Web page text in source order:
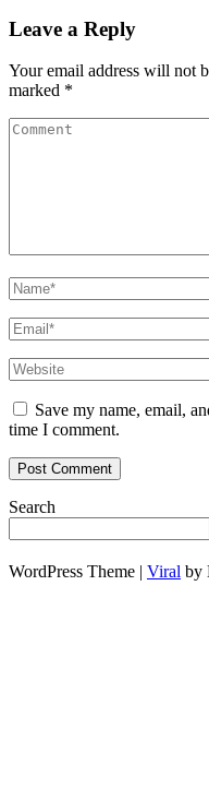
Leave a Reply
Your email address will not
marked *
Save my name, email,
time I comment.
Search
WordPress Theme | Viral by